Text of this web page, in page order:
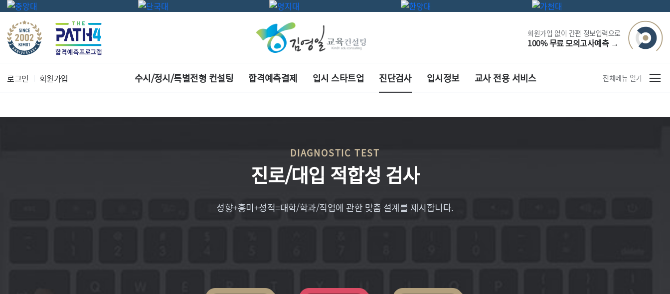
회원가입 없이 간편 정보입력으로
100% 무료 모의고사예측 →
로그인 회원가입 수시/정시/특별전형 컨설팅 합격예측결제 입시 스타트업 진단검사 입시정보 교사 전용 서비스 전체메뉴 열기
DIAGNOSTIC TEST
진로/대입 적합성 검사
성향+흥미+성적=대학/학과/직업에 관한 맞춤 설계를 제시합니다.